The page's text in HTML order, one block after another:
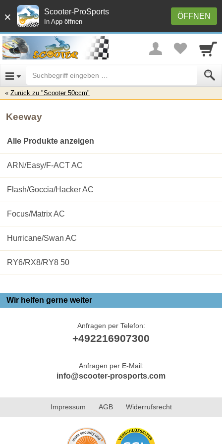
× ÖFFNEN
Scooter-ProSports
In App öffnen
Zurück zu "Scooter 50ccm"
Keeway
Alle Produkte anzeigen
ARN/Easy/F-ACT AC
Flash/Goccia/Hacker AC
Focus/Matrix AC
Hurricane/Swan AC
RY6/RX8/RY8 50
Wir helfen gerne weiter
Anfragen per Telefon:
+492216907300
Anfragen per E-Mail:
info@scooter-prosports.com
Impressum AGB Widerrufsrecht